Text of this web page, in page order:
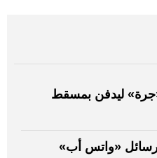
ليدفن بمسقط
«واتس أب»